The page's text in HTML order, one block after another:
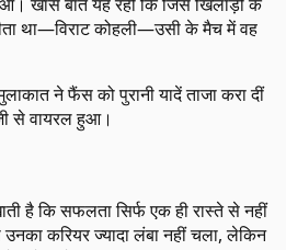
था—विराट कोहली—उसी के मैच में वह
ने फैंस को पुरानी यादें ताजा करा दीं
से वायरल हुआ।
है कि सफलता सिर्फ एक ही रास्ते से नहीं
करियर ज्यादा लंबा नहीं चला, लेकिन